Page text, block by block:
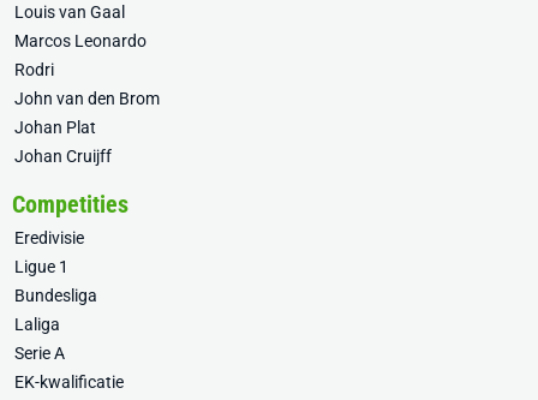
Louis van Gaal
Marcos Leonardo
Rodri
John van den Brom
Johan Plat
Johan Cruijff
Competities
Eredivisie
Ligue 1
Bundesliga
Laliga
Serie A
EK-kwalificatie